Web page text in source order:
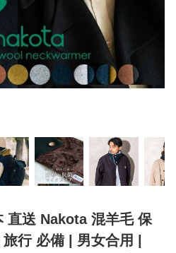
直送 Nakota 混羊毛 保
行 必備 | 男女合用 |